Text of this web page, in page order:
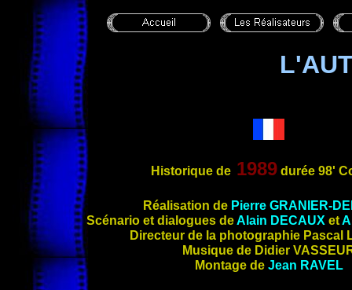
Historique de 1989 durée 98'
Réalisation de Pierre GRANIER-
Scénario et dialogues deAlain DECAUX et
Directeur de la photographie Pascal
Musique de Didier
Montage de Jean RAVEL